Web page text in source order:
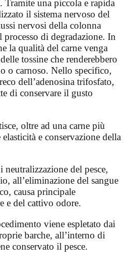
una piccola e rapida
il sistema nervoso del
nervosi della colonna
processo di degradazione. In
la qualità del carne venga
tossine che renderebbero
o carnoso. Nello specifico,
dell’adenosina trifosfato,
di conservare il gusto
oltre ad una carne più
e conservazione della
neutralizzazione del pesce,
all’eliminazione del sangue
causa principale
e del cattivo odore.
viene espletato dai
barche, all’interno di
conservato il pesce.